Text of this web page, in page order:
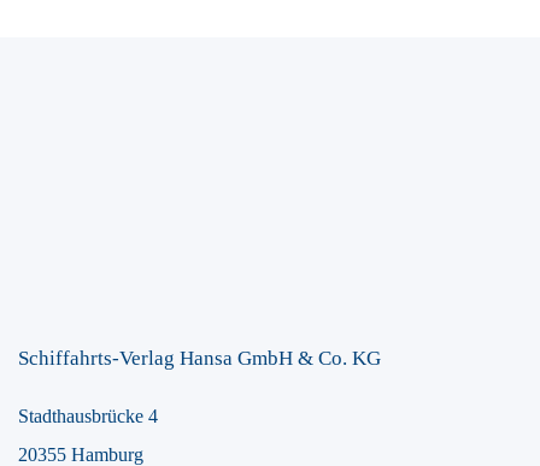
Schiffahrts-Verlag Hansa GmbH & Co. KG
Stadthausbrücke 4
20355 Hamburg